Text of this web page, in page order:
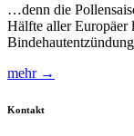
…denn die
Hälfte aller Europäer
mehr →
Kontakt